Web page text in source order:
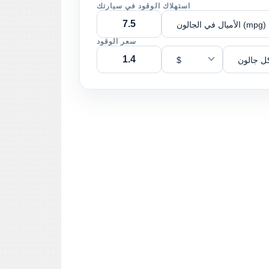
استهلاك الوقود في سيارتك
الأميال في الجالون (mpg)
سعر الوقود
$ جالون